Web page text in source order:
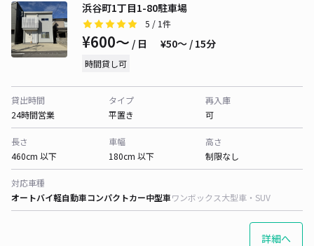
浜谷町1丁目1-80駐車場
5 / 1件
¥600〜 / 日 ¥50〜 / 15分
時間貸し可
貸出時間
24時間営業
タイプ
平置き
再入庫
可
長さ
460cm 以下
車幅
180cm 以下
高さ
制限なし
対応車種
オートバイ軽自動車コンパクトカー中型車ワンボックス大型車・SUV
詳細へ